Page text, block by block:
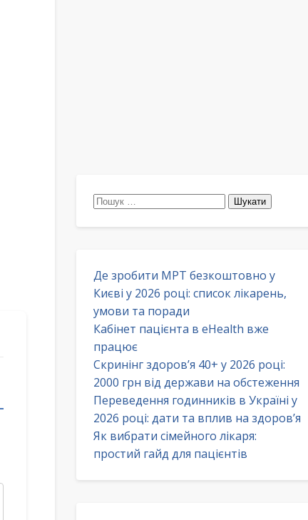
Пошук:
Де зробити МРТ безкоштовно у
Києві у 2026 році: список лікарень,
умови та поради
Кабінет пацієнта в eHealth вже
працює
Скринінг здоров’я 40+ у 2026 році:
2000 грн від держави на обстеження
Переведення годинників в Україні у
2026 році: дати та вплив на здоров’я
Як вибрати сімейного лікаря:
простий гайд для пацієнтів